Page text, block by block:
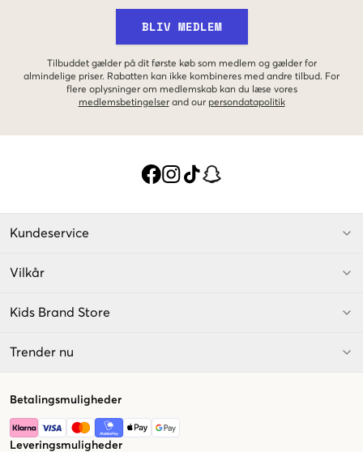
BLIV MEDLEM
Tilbuddet gælder på dit første køb som medlem og gælder for
almindelige priser. Rabatten kan ikke kombineres med andre tilbud. For
flere oplysninger om medlemskab kan du læse vores
medlemsbetingelser and our persondatapolitik
Kundeservice
Vilkår
Kids Brand Store
Trender nu
Betalingsmuligheder
Leveringsmuligheder